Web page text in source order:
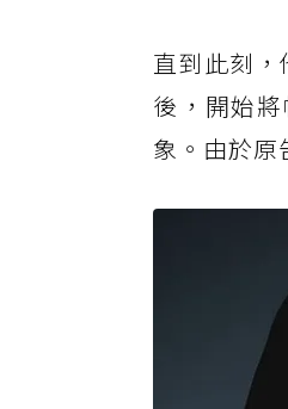
直到此刻
後，開始
象。由於原